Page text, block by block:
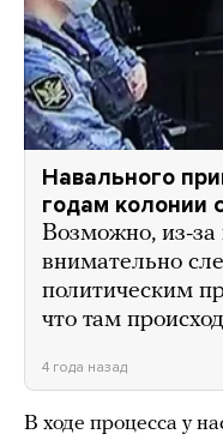
Навального
годам колонии
Возможно, из-
внимательно
политическим
что там
4 года назад
В ходе процесса у